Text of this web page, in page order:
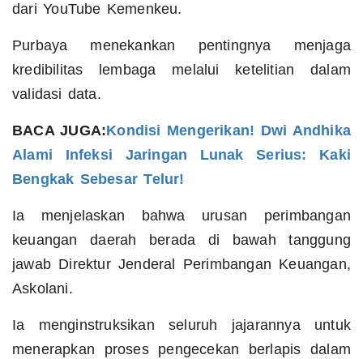
dari YouTube Kemenkeu.
Purbaya menekankan pentingnya menjaga
kredibilitas lembaga melalui ketelitian dalam
validasi data.
BACA JUGA:Kondisi Mengerikan! Dwi Andhika
Alami Infeksi Jaringan Lunak Serius: Kaki
Bengkak Sebesar Telur!
Ia menjelaskan bahwa urusan perimbangan
keuangan daerah berada di bawah tanggung
jawab Direktur Jenderal Perimbangan Keuangan,
Askolani.
Ia menginstruksikan seluruh jajarannya untuk
menerapkan proses pengecekan berlapis dalam